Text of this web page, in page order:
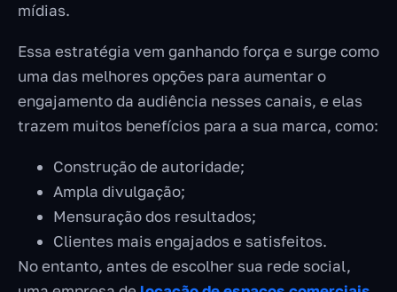
mídias.
Essa estratégia vem ganhando força e surge como
uma das melhores opções para aumentar o
engajamento da audiência nesses canais, e elas
trazem muitos benefícios para a sua marca, como:
Construção de autoridade;
Ampla divulgação;
Mensuração dos resultados;
Clientes mais engajados e satisfeitos.
No entanto, antes de escolher sua rede social,